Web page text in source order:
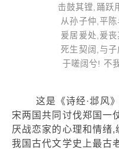
击鼓其镗,踊跃用
从孙子仲,平陈与
爰居爰处,爰丧其
死生契阔,与子成
于嗟阔兮! 不我
这是《诗经·邶风》
宋两国共同讨伐郑国一
厌战恋家的心理和情绪
我国古代文学史上最古